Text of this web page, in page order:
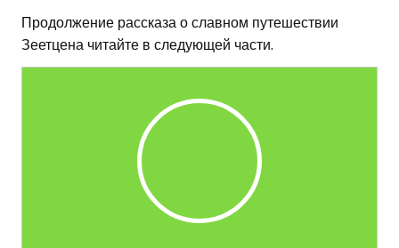
Продолжение рассказа о славном путешествии
Зеетцена читайте в следующей части.